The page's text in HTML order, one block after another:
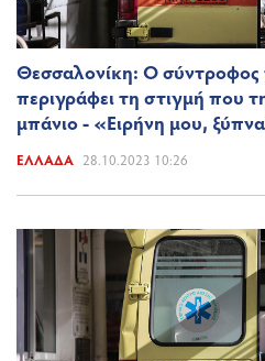
Θεσσαλονίκη: Ο σύντροφος
περιγράφει τη στιγμή που
μπάνιο - «Ειρήνη μου,
ΕΛΛΆΔΑ 28.10.2023 10:26